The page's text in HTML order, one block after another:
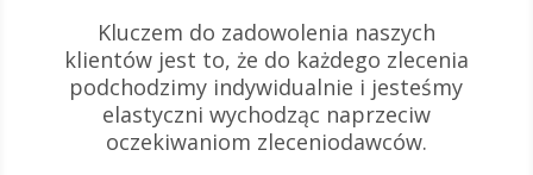
Kluczem do zadowolenia naszych
klientów jest to, że do każdego zlecenia
podchodzimy indywidualnie i jesteśmy
elastyczni wychodząc naprzeciw
oczekiwaniom zleceniodawców.